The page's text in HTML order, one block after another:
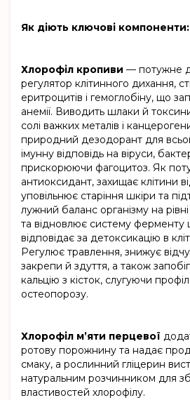
Як діють ключові компоненти:
Хлорофіл кропиви — потужне
регулятор клітинного дихання,
еритроцитів і гемоглобіну, що
анемії. Виводить шлаки й токсини
солі важких металів і
природний дезодорант для
імунну відповідь на віруси,
прискорюючи фагоцитоз. Як
антиоксидант, захищає клітини
уповільнює старіння шкіри та
лужний баланс організму на
та відновлює систему ферменту
відповідає за детоксикацію в
Регулює травлення, знижує
закрепи й здуття, а також
кальцію з кісток, слугуючи
остеопорозу.
Хлорофіл м’яти перцевої
ротову порожнину та надає
смаку, а рослинний гліцерин
натуральним розчинником для
властивостей хлорофілу.